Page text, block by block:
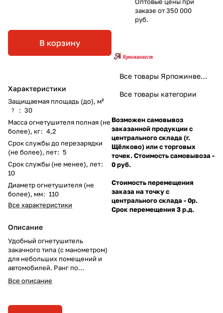
В корзину
Характеристики
Защищаемая площадь (до), м²
? : 30
Масса огнетушителя полная (не
более), кг: 4,2
Срок службы до перезарядки
(не более), лет: 5
Срок службы (не менее), лет:
10
Диаметр огнетушителя (не
более), мм: 110
Все характеристики
Описание
Удобный огнетушитель
закачного типа (с манометром)
для небольших помещений и
автомобилей. Ранг по
модельным очагам: 1А, 34В, С, Е
(до 1000В). Масса заряда - 3 кг.
Все описание
заказе от 350 000
руб.
Все товары Ярпожинвест
Все товары категории
Возможен самовывоз
заказанной продукции с
центрального склада (г.
Щёлково) или с торговых
точек. Стоимость самовывоза -
0 руб.
Стоимость перемещения
заказа на точку с
центрального склада - 0р.
Срок перемещения 3 р.д.